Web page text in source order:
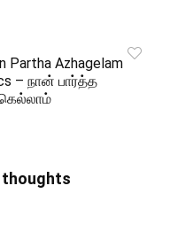
Partha Azhagelam
– நான் பார்த்த
thoughts